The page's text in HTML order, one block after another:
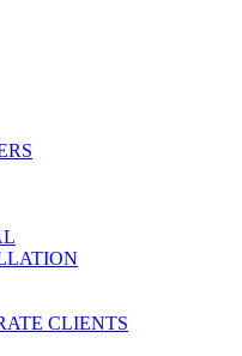
CLIENTS